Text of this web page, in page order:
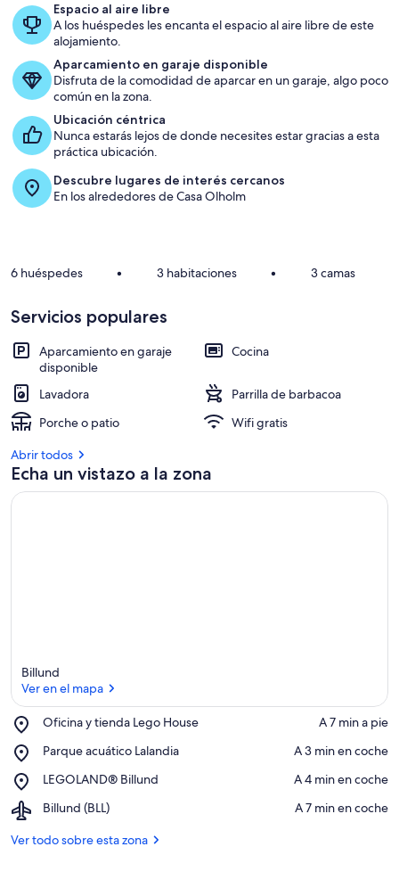
Interior
Espacio al aire libre
A los huéspedes les encanta el espacio al aire libre de este
alojamiento.
Aparcamiento en garaje disponible
Disfruta de la comodidad de aparcar en un garaje, algo poco
común en la zona.
Ubicación céntrica
Nunca estarás lejos de donde necesites estar gracias a esta
práctica ubicación.
Descubre lugares de interés cercanos
En los alrededores de Casa Olholm
6 huéspedes • 3 habitaciones • 3 camas
Servicios populares
Aparcamiento en garaje
disponible
Cocina
Lavadora
Parrilla de barbacoa
Porche o patio
Wifi gratis
Abrir todos
Echa un vistazo a la zona
Billund
Ver en el mapa
Oficina y tienda Lego House
Place,
y
Lego
House
‪A 7 min a pie‬
Parque acuático Lalandia
Place,
acuático
‪A 3 min en coche‬
LEGOLAND® Billund
Place,
Billund
‪A 4 min en coche‬
Billund (BLL)
Airport,
(BLL)
‪A 7 min en coche‬
Ver todo sobre esta zona